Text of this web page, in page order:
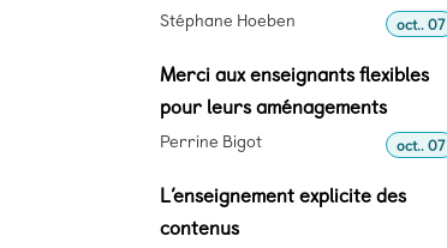
Stéphane Hoeben oct.. 07
Merci aux enseignants flexibles
pour leurs aménagements
Perrine Bigot oct.. 07
L’enseignement explicite des
contenus